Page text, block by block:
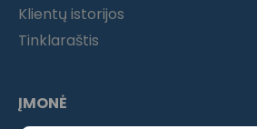
Klientų istorijos
Tinklaraštis
ĮMONĖ